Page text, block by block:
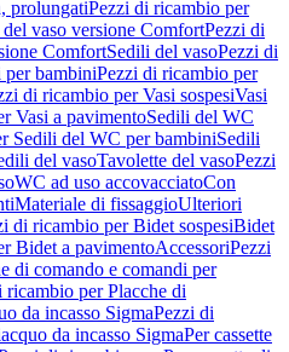
prolungatiPezzi di ricambio per
vaso versione ComfortPezzi di
ComfortSedili del vasoPezzi di
per bambiniPezzi di ricambio per
di ricambio per Vasi sospesiVasi
Vasi a pavimentoSedili del WC
Sedili del WC per bambiniSedili
del vasoTavolette del vasoPezzi
WC ad uso accovacciatoCon
Materiale di fissaggioUlteriori
di ricambio per Bidet sospesiBidet
Bidet a pavimentoAccessoriPezzi
di comando e comandi per
ricambio per Placche di
da incasso SigmaPezzi di
da incasso SigmaPer cassette